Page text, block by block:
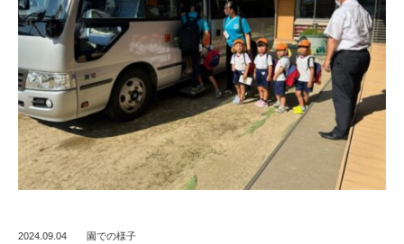
2024.09.04 園での様子